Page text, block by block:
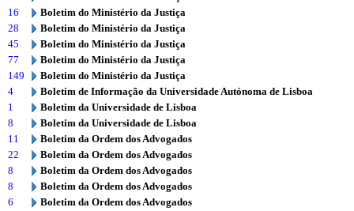
16
Boletim do Ministério da Justiça
28
Boletim do Ministério da Justiça
45
Boletim do Ministério da Justiça
77
Boletim do Ministério da Justiça
149
Boletim do Ministério da Justiça
4
Boletim de Informação da Universidade Autónoma de Lisboa
1
Boletim da Universidade de Lisboa
8
Boletim da Universidade de Lisboa
11
Boletim da Ordem dos Advogados
22
Boletim da Ordem dos Advogados
8
Boletim da Ordem dos Advogados
8
Boletim da Ordem dos Advogados
6
Boletim da Ordem dos Advogados